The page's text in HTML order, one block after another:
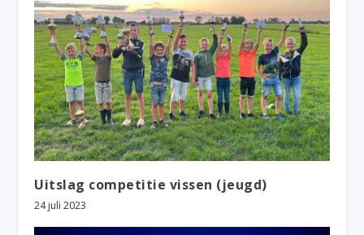
Uitslag competitie vissen (jeugd)
24 juli 2023